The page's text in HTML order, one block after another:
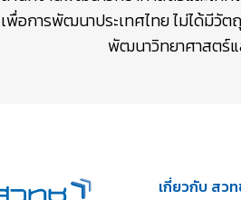
เพื่อการพัฒนาประเทศไทย ไม่ได้มีวั
พัฒนาวิทยาศาสตร์แ
เกี่ยวกับ สว